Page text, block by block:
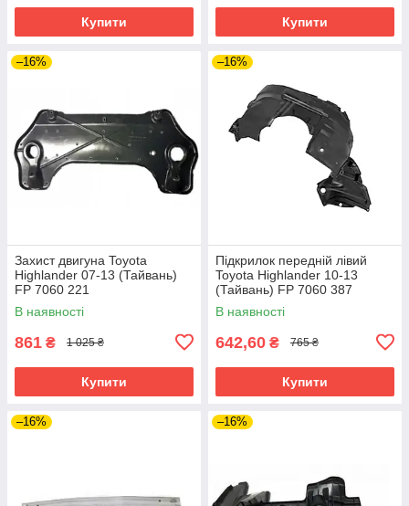
Купити Купити
–16%
Захист двигуна Toyota
Highlander 07-13 (Тайвань)
FP 7060 221
В наявності
861 ₴ 1 025 ₴
Купити
–16%
Підкрилок передній лівий
Toyota Highlander 10-13
(Тайвань) FP 7060 387
В наявності
642,60 ₴ 765 ₴
Купити
–16% –16%